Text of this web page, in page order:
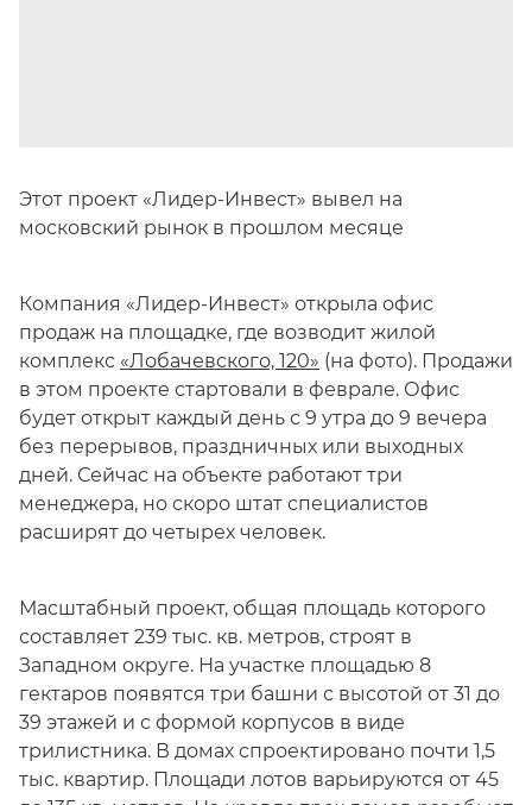
Этот проект «Лидер-Инвест» вывел на
московский рынок в прошлом месяце
Компания «Лидер-Инвест» открыла офис
продаж на площадке, где возводит жилой
комплекс «Лобачевского, 120» (на фото). Продажи
в этом проекте стартовали в феврале. Офис
будет открыт каждый день с 9 утра до 9 вечера
без перерывов, праздничных или выходных
дней. Сейчас на объекте работают три
менеджера, но скоро штат специалистов
расширят до четырех человек.
Масштабный проект, общая площадь которого
составляет 239 тыс. кв. метров, строят в
Западном округе. На участке площадью 8
гектаров появятся три башни с высотой от 31 до
39 этажей и с формой корпусов в виде
трилистника. В домах спроектировано почти 1,5
тыс. квартир. Площади лотов варьируются от 45